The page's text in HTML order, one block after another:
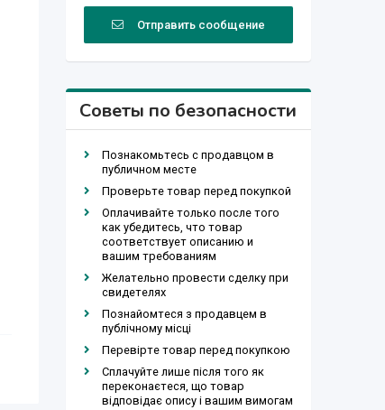
Отправить сообщение
Советы по безопасности
Познакомьтесь с продавцом в
публичном месте
Проверьте товар перед покупкой
Оплачивайте только после того
как убедитесь, что товар
соответствует описанию и
вашим требованиям
Желательно провести сделку при
свидетелях
Познайомтеся з продавцем в
публічному місці
Перевірте товар перед покупкою
Сплачуйте лише після того як
переконаєтеся, що товар
відповідає опису і вашим вимогам